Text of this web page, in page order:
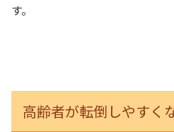
す。
高齢者が転倒しやすく